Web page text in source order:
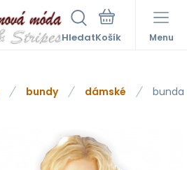
Hledat Menu
bundy dámské bunda